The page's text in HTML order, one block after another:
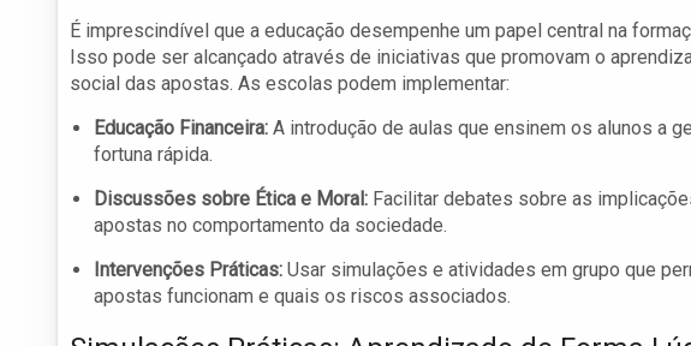
É imprescindível que a educação desempenhe um papel central na
Isso pode ser alcançado através de iniciativas que promovam o
social das apostas. As escolas podem implementar:
Educação Financeira: A introdução de aulas que ensinem os alunos a
fortuna rápida.
Discussões sobre Ética e Moral: Facilitar debates sobre as
apostas no comportamento da sociedade.
Intervenções Práticas: Usar simulações e atividades em grupo que
apostas funcionam e quais os riscos associados.